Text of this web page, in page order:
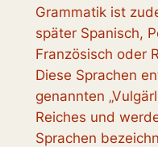
Grammatik ist
später Spanisch,
Französisch oder
Diese Sprachen
genannten
Reiches und
Sprachen